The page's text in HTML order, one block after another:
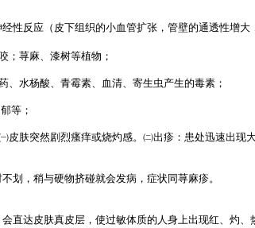
性反应（皮下组织的小血管扩张，管壁的通透性增大
；荨麻、漆树等植物；
、水杨酸、青霉素、血清、寄生虫产生的毒素；
等；
皮肤突然剧烈瘙痒或烧灼感。㈡出疹：患处迅速出
划，稍与硬物挤碰就会发病，症状同荨麻疹。
直达皮肤真皮层，使过敏体质的人身上出现红、灼